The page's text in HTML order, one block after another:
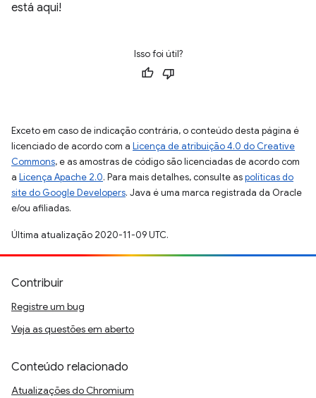
está aqui!
Isso foi útil?
Exceto em caso de indicação contrária, o conteúdo desta página é
licenciado de acordo com a Licença de atribuição 4.0 do Creative
Commons, e as amostras de código são licenciadas de acordo com
a Licença Apache 2.0. Para mais detalhes, consulte aspolíticas do
site do Google Developers. Java é uma marca registrada da Oracle
e/ou afiliadas.
Última atualização 2020-11-09 UTC.
Contribuir
Registre um bug
Veja as questões em aberto
Conteúdo relacionado
Atualizações do Chromium